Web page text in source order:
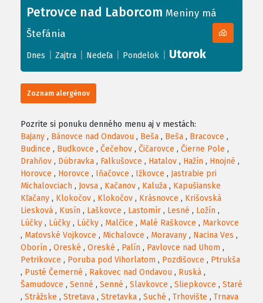
+
−
Petrovce nad Laborcom Meniny má
Štefánia
Dnes Zajtra Nedeľa Pondelok Utorok
Zoznam alergénov
Pozrite si ponuku denného menu aj v mestách:
Bajany , Bánovce nad Ondavou , Beša , Beša , Bracovce ,
Budince , Budkovce , Čečehov , Čičarovce , Čierne Pole ,
Drahňov , Dúbravka , Falkušovce , Hatalov , Hažín , Hnojné ,
Horovce , Horovce , Iňačovce , Ižkovce , Jastrabie pri
Michalovciach , Jovsa , Kačanov , Kaluža , Kapušianske
Kľačany , Klokočov , Klokočov , Krásnovce , Krišovská
Liesková , Kusín , Laškovce , Lastomír , Lesné , Ložín ,
Lúčky , Lúčky , Lúčky , Malčice , Malé Raškovce , Markovce
, Maťovské Vojkovce , Michalovce , Moravany , Nacina Ves ,
Oborín , Oreské , Oreské , Palín , Pavlovce nad Uhom ,
Petrikovce , Poruba pod Vihorlatom , Pozdišovce , Ptrukša
, Pusté Čemerné , Rakovec nad Ondavou , Ruská ,
Šamudovce , Senné , Senné , Slavkovce , Sliepkovce , Staré
, Strážske , Stretava , Stretavka , Suché , Trhovište , Trnava